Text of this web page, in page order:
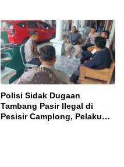
Polisi Sidak Dugaan
Tambang Pasir Ilegal di
Pesisir Camplong, Pelaku